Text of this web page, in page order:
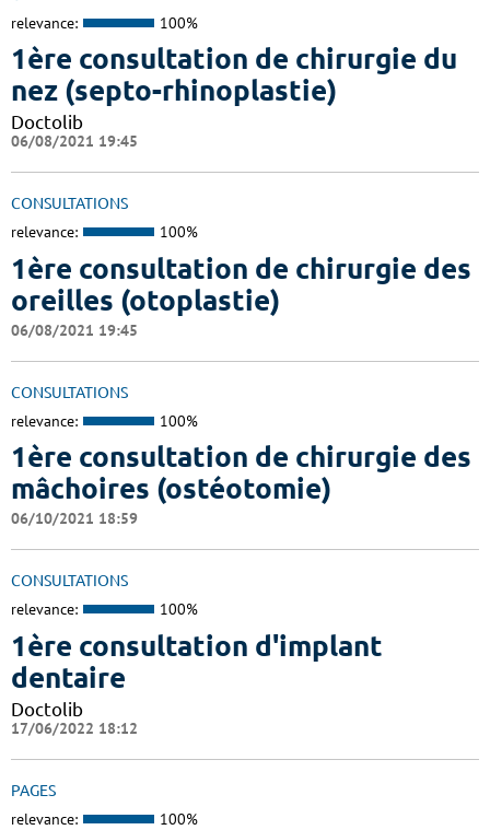
relevance: 100%
1ère consultation de chirurgie du
nez (septo-rhinoplastie)
Doctolib
06/08/2021 19:45
CONSULTATIONS
relevance: 100%
1ère consultation de chirurgie des
oreilles (otoplastie)
06/08/2021 19:45
CONSULTATIONS
relevance: 100%
1ère consultation de chirurgie des
mâchoires (ostéotomie)
06/10/2021 18:59
CONSULTATIONS
relevance: 100%
1ère consultation d'implant
dentaire
Doctolib
17/06/2022 18:12
PAGES
relevance: 100%